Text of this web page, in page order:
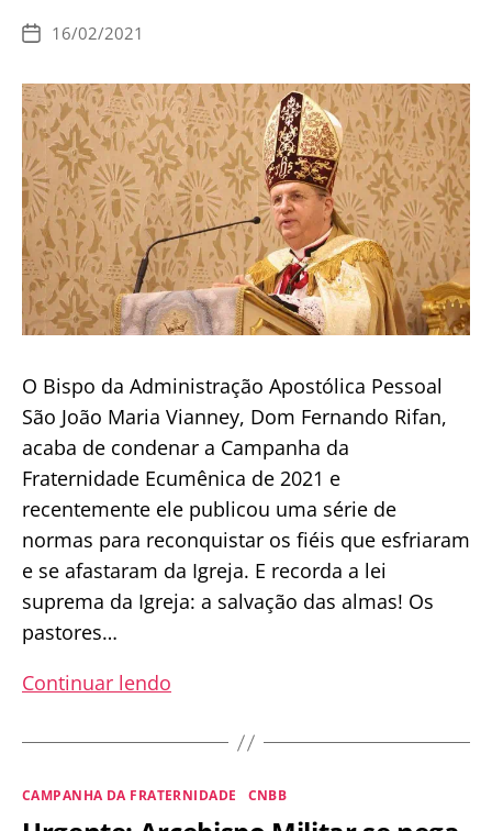
primeiro
responsável
pela
tragédia
que
vivemos”
Data
publicação
16/02/2021
O Bispo da Administração Apostólica Pessoal
São João Maria Vianney, Dom Fernando Rifan,
acaba de condenar a Campanha da
Fraternidade Ecumênica de 2021 e
recentemente ele publicou uma série de
normas para reconquistar os fiéis que esfriaram
e se afastaram da Igreja. E recorda a lei
suprema da Igreja: a salvação das almas! Os
pastores…
Continuar lendo
condena
da
Categorias
CAMPANHA DA FRATERNIDADE CNBB